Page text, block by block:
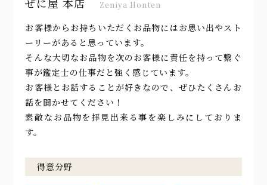
Zeniya Honten
お客様からお持ちいただくお品物にはお思い出やスト
ーリーがあると思っています。
そんな大切なお品物を次のお客様に責任を持って繋ぐ
事が鑑定士の仕事だと強く感じています。
お客様とお話することが好きなので、ぜひたくさんお
話を聞かせてください！
素敵なお品物を拝見出来る事を楽しみにしておりま
す。
得意分野